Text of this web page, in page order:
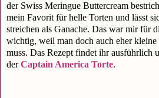
der Swiss Meringue Buttercream
mein Favorit für helle Torten und lässt
streichen als Ganache. Das war mir für
wichtig, weil man doch auch eher kleine
muss. Das Rezept findet ihr ausführlich
der Captain America Torte.